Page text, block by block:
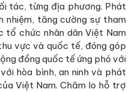
tác, từng địa phương. Phát
tăng cường sự tham
tổ chức nhân dân Việt Nam
vực và quốc tế, đóng góp
đồng quốc tế ứng phó với
hòa bình, an ninh và phát
Việt Nam. Chăm lo hỗ trợ